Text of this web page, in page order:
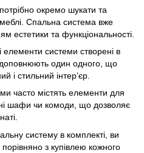
окремо шукати та
Спальна система вже
естетики та функціональності.
елементи системи створені в
доповнюють один одного, що
і стильний інтер’єр.
часто містять елементи для
шафи чи комоди, що дозволяє
систему в комплекті, ви
з купівлею кожного